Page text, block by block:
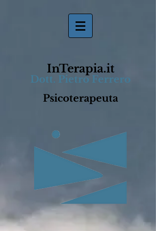
Psicoterapeuta
InTerapia.it
Dott. Pietro Ferrero